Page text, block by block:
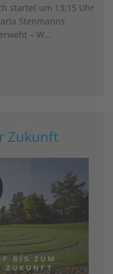
startet um 13:15 Uhr
Stenmanns
– W…
Zukunft